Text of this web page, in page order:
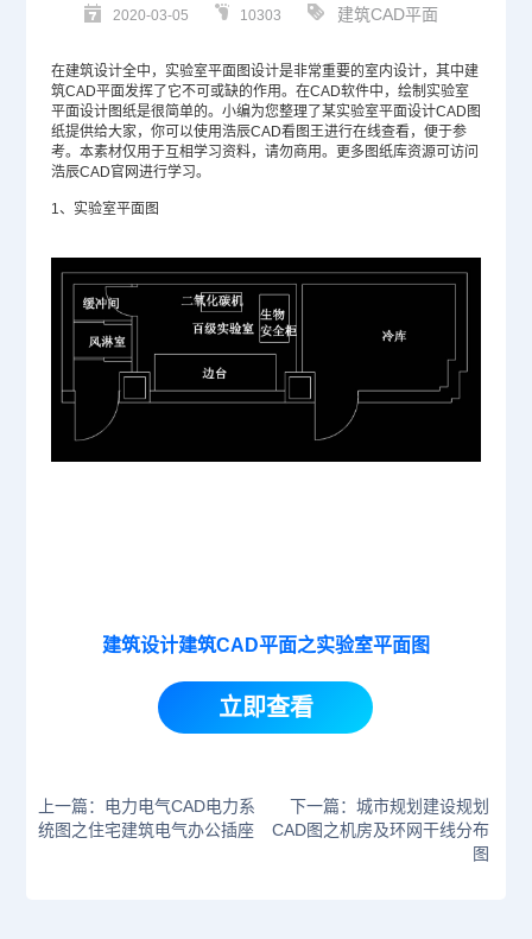
2020-03-05 10303 建筑CAD平面
在建筑设计全中，实验室平面图设计是非常重要的室内设计，其中建
筑CAD平面发挥了它不可或缺的作用。在CAD软件中，绘制实验室
平面设计图纸是很简单的。小编为您整理了某实验室平面设计CAD图
纸提供给大家，你可以使用浩辰CAD看图王进行在线查看，便于参
考。本素材仅用于互相学习资料，请勿商用。更多图纸库资源可访问
浩辰CAD官网进行学习。
1、实验室平面图
建筑设计建筑CAD平面之实验室平面图
立即查看
上一篇：电力电气CAD电力系
统图之住宅建筑电气办公插座
下一篇：城市规划建设规划
CAD图之机房及环网干线分布
图